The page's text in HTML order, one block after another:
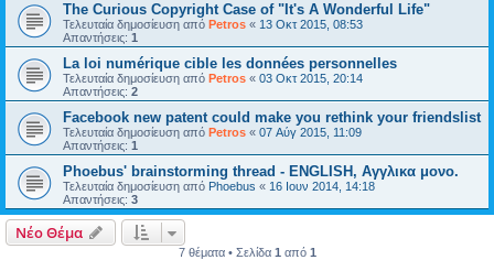
The Curious Copyright Case of "It's A Wonderful Life"
Τελευταία δημοσίευση από Petros « 13 Οκτ 2015, 08:53
Απαντήσεις: 1
La loi numérique cible les données personnelles
Τελευταία δημοσίευση από Petros « 03 Οκτ 2015, 20:14
Απαντήσεις: 2
Facebook new patent could make you rethink your friendslist
Τελευταία δημοσίευση από Petros « 07 Αύγ 2015, 11:09
Απαντήσεις: 1
Phoebus' brainstorming thread - ENGLISH, Αγγλικα μονο.
Τελευταία δημοσίευση από Phoebus « 16 Ιουν 2014, 14:18
Απαντήσεις: 3
Νέο Θέμα
7 θέματα • Σελίδα 1 από 1